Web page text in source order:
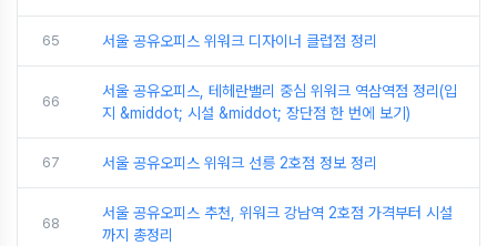
65 서울 공유오피스 위워크 디자이너 클럽점 정리
66
서울 공유오피스, 테헤란밸리 중심 위워크 역삼역점 정리(입
지 &middot; 시설 &middot; 장단점 한 번에 보기)
67 서울 공유오피스 위워크 선릉 2호점 정보 정리
68
서울 공유오피스 추천, 위워크 강남역 2호점 가격부터 시설
까지 총정리